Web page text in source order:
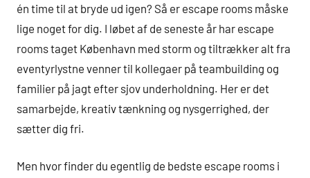
én time til at bryde ud igen? Så er escape rooms måske
lige noget for dig. I løbet af de seneste år har escape
rooms taget København med storm og tiltrækker alt fra
eventyrlystne venner til kollegaer på teambuilding og
familier på jagt efter sjov underholdning. Her er det
samarbejde, kreativ tænkning og nysgerrighed, der
sætter dig fri.
Men hvor finder du egentlig de bedste escape rooms i